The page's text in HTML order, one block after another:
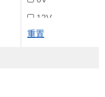
12V
24V
重置